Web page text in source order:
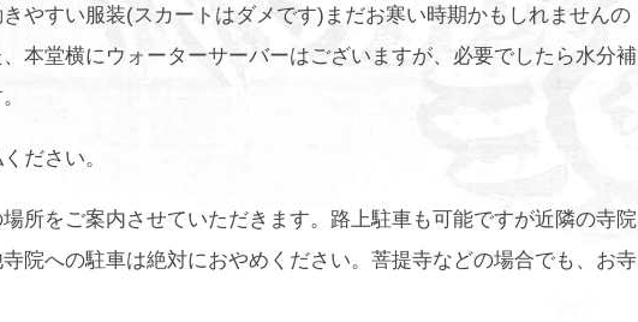
やすい服装(スカートはダメです)まだお寒い時期かもしれませんの
本堂横にウォーターサーバーはございますが、必要でしたら水分補
ださい。
所をご案内させていただきます。路上駐車も可能ですが近隣の寺院
院への駐車は絶対におやめください。菩提寺などの場合でも、お寺